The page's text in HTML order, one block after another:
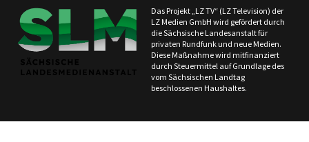
Das Projekt „LZ TV“ (LZ Television) der
LZ Medien GmbH wird gefördert durch
die Sächsische Landesanstalt für
privaten Rundfunk und neue Medien.
Diese Maßnahme wird mitfinanziert
durch Steuermittel auf Grundlage des
vom Sächsischen Landtag
beschlossenen Haushaltes.